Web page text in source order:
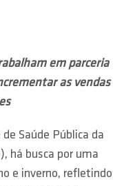
em parceria
as vendas
Saúde Pública da
há busca por uma
e inverno, refletindo